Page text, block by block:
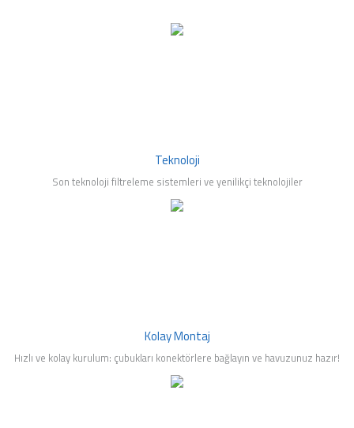
Teknoloji
Son teknoloji filtreleme sistemleri ve yenilikçi teknolojiler
Kolay Montaj
Hızlı ve kolay kurulum: çubukları konektörlere bağlayın ve havuzunuz hazır!